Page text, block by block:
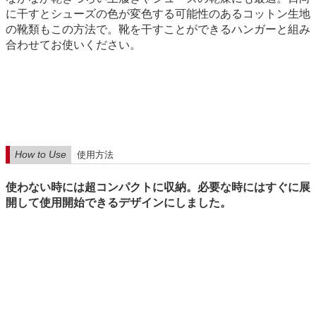
に干すとシューズの色が変色する可能性のあるコットン生地
の靴類もこの方法で。靴を干すことができるハンガーと組み
合わせてお使いください。
How to Use 使用方法
使わない時には超コンパクトに収納。必要な時にはすぐに展
開して使用開始できるデザインにしました。